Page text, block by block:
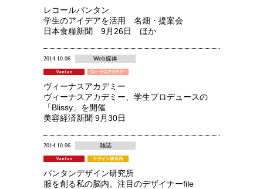
レコールバンタン
学生のアイデアを活用 名畑・提案会
日本食糧新聞 9月26日 ほか
2014.10.06 Web媒体
ヴィーナスアカデミー
ヴィーナスアカデミー、学生プロデュースの
「Blissy」を開催
美容経済新聞 9月30日
2014.10.06 雑誌
バンタンデザイン研究所
服を創る私の脳内。注目のデザイナーfile